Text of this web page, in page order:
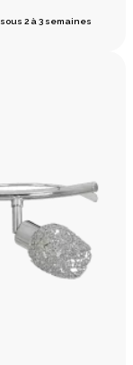
2 à 3 semaines